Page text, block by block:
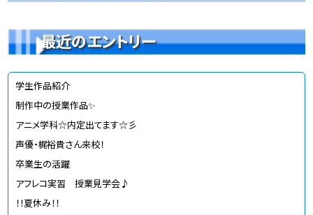
最近のエントリー
学生作品紹介
制作中の授業作品✨
アニメ学科☆内定出てます☆彡
声優・梶裕貴さん来校！
卒業生の活躍
アフレコ実習 授業見学会♪
！！夏休み！！